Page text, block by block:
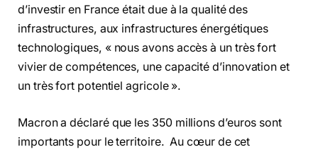
d’investir en France était due à la qualité des
infrastructures, aux infrastructures énergétiques
technologiques, « nous avons accès à un très fort
vivier de compétences, une capacité d’innovation et
un très fort potentiel agricole ».
Macron a déclaré que les 350 millions d’euros sont
importants pour le territoire. Au cœur de cet